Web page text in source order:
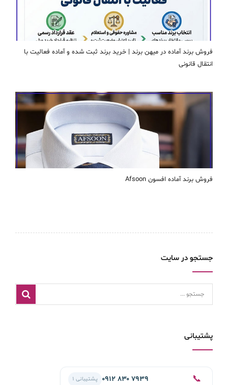
فروش برند آماده در میهن برند | خرید برند ثبت شده و آماده فعالیت با
انتقال قانونی
فروش برند آماده افسون Afsoon
جستجو در سایت
پشتیبانی
📞 ۰۹۱۲ ۸۳۰ ۷۹۳۹ پشتیبانی ۱